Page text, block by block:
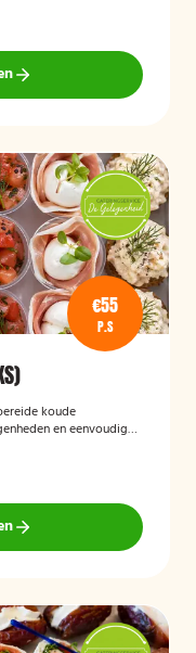
waardoor het
is voor
bijeenkomsten.
€55
P.S
koude
en eenvoudig